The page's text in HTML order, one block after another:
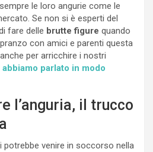
le loro angurie come le
Se non si è esperti del
fare delle brutte figure quando
con amici e parenti questa
per arricchire i nostri
abbiamo parlato in modo
l’anguria, il trucco
potrebbe venire in soccorso nella